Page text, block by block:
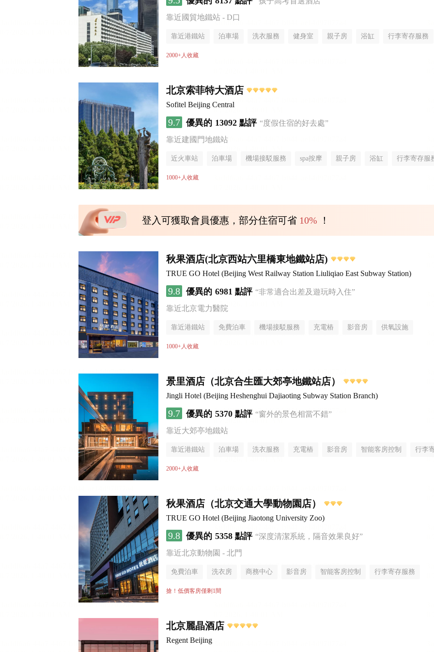
靠近國貿地鐵站 - D口
靠近港鐵站 泊車場 洗衣服務 健身室 親子房 浴缸 行李寄存服務
無煙樓層
2000+人收藏
北京索菲特大酒店
Sofitel Beijing Central
9.7 優異的 13092 點評 “度假住宿的好去處”
靠近建國門地鐵站
近火車站 泊車場 機場接駁服務 spa按摩 親子房 浴缸 行李寄存服
無煙樓層
1000+人收藏
登入可獲取會員優惠，部分住宿可省 10% ！
秋果酒店(北京西站六里橋東地鐵站店)
TRUE GO Hotel (Beijing West Railway Station Liuliqiao East Subway Station)
9.8 優異的 6981 點評 “非常適合出差及遊玩時入住”
靠近北京電力醫院
靠近港鐵站 免費泊車 機場接駁服務 充電樁 影音房 供氧設施
行李寄存服務
1000+人收藏
景里酒店（北京合生匯大郊亭地鐵站店）
Jingli Hotel (Beijing Heshenghui Dajiaoting Subway Station Branch)
9.7 優異的 5370 點評 “窗外的景色相當不錯”
靠近大郊亭地鐵站
靠近港鐵站 泊車場 洗衣服務 充電樁 影音房 智能客房控制 行李
無煙樓層
2000+人收藏
秋果酒店（北京交通大學動物園店）
TRUE GO Hotel (Beijing Jiaotong University Zoo)
9.8 優異的 5358 點評 “深度清潔系統，隔音效果良好”
靠近北京動物園 - 北門
免費泊車 洗衣房 商務中心 影音房 智能客房控制 行李寄存服務
搶！低價客房僅剩1間
北京麗晶酒店
Regent Beijing